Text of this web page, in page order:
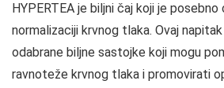
HYPERTEA je biljni čaj koji je
normalizaciji krvnog tlaka. Ovaj
odabrane biljne sastojke koji mogu
ravnoteže krvnog tlaka i promovirati